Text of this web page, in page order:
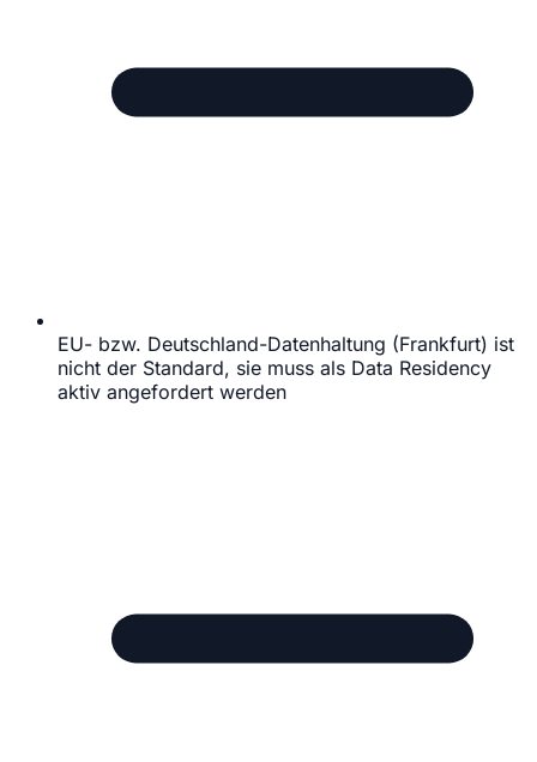
EU- bzw. Deutschland-Datenhaltung (Frankfurt) ist
nicht der Standard, sie muss als Data Residency
aktiv angefordert werden